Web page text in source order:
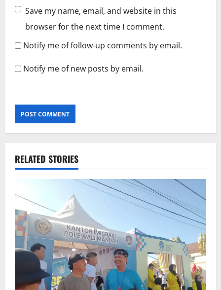
Save my name, email, and website in this
browser for the next time I comment.
Notify me of follow-up comments by email.
Notify me of new posts by email.
RELATED STORIES